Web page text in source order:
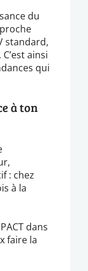
du
standard,
ainsi
qui
à ton
: chez
à la
dans
faire la